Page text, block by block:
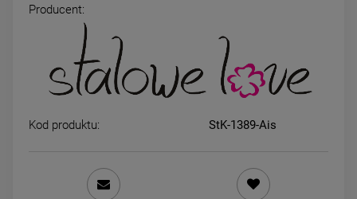
STAL CHIRURGICZNA
29,00 zł
DO KOSZYKA
Kolczyki STAL
kulki perły średnie 0,7 cm
29,00 zł
DO KOSZYKA
Producent:
Kod produktu: StK-1389-Ais